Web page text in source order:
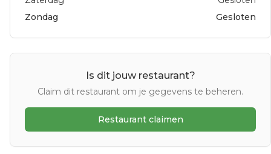
Zondag
Gesloten
Is dit jouw restaurant?
Claim dit restaurant om je gegevens te beheren.
Restaurant claimen